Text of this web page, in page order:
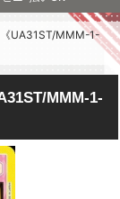
UA31ST/MMM-1-
MMM-1-